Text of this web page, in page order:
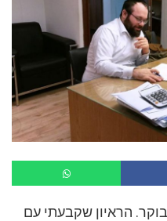
הראיון שקבעתי עם